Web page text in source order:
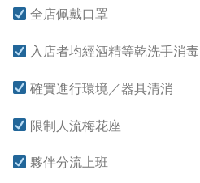
全店佩戴口罩
入店者均經酒精等乾洗手消毒
確實進行環境／器具清消
限制人流梅花座
夥伴分流上班